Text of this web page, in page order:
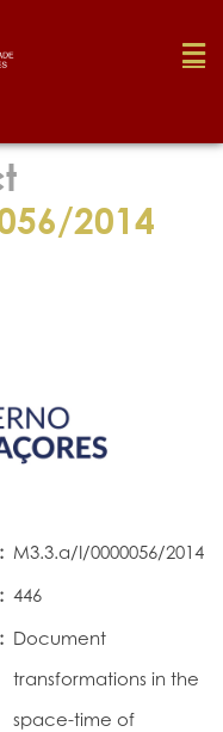
2014
M3.3.a/I/0000056/2014
446
Document
transformations in the
space-time of